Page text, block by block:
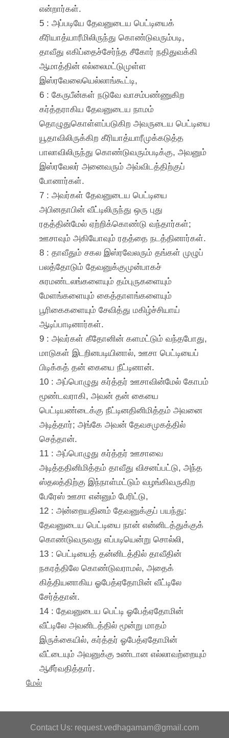
என்றார்கள்.
5 : அப்படியே தேவனுடைய பெட்டியைக்
கீரியாத்யாரீமிலிருந்து கொண்டுவரும்படி,
தாவீது எகிப்தைச்சேர்ந்த சீகோர் நதிதுவக்கி
ஆமாத்தின் எல்லைமட்டுமுள்ள
இஸ்ரவேலையெல்லாங்கூட்டி,
6 : கேருபீன்கள் நடுவே வாசம்பண்ணுகிற
கர்த்தராகிய தேவனுடைய நாமம்
தொழுதுகொள்ளப்படுகிற அவருடைய பெட்டியை
யூதாவிலிருக்கிற கீரியாத்யாரீமுக்கடுத்த
பாலாவிலிருந்து கொண்டுவரும்படிக்கு, அவனும்
இஸ்ரவேலர் அனைவரும் அவ்விடத்திற்குப்
போனார்கள்.
7 : அவர்கள் தேவனுடைய பெட்டியை
அபினதாபின் வீட்டிலிருந்து ஒரு புது
ரதத்தின்மேல் ஏற்றிக்கொண்டு வந்தார்கள்;
ஊசாவும் அகியோவும் ரதத்தை நடத்தினார்கள்.
8 : தாவீதும் சகல இஸ்ரவேலரும் தங்கள் முழுப்
பலத்தோடும் தேவனுக்குமுன்பாகச்
சுரமண்டலங்களையும் தம்புருகளையும்
மேளங்களையும் கைத்தாளங்களையும்
பூரிகைகளையும் சேவித்து மகிழ்ச்சியாய்
ஆடிப்பாடினார்கள்.
9 : அவர்கள் கீதோனின் களமட்டும் வந்தபோது,
மாடுகள் இடறினபடியினால், ஊசா பெட்டியைப்
பிடிக்கத் தன் கையை நீட்டினான்.
10 : அப்பொழுது கர்த்தர் ஊசாவின்மேல் கோபம்
மூண்டவராகி, அவன் தன் கையை
பெட்டியண்டைக்கு நீட்டினதினிமித்தம் அவனை
அடித்தார்; அங்கே அவன் தேவசமுகத்தில்
செத்தான்.
11 : அப்பொழுது கர்த்தர் ஊசாவை
அடித்ததினிமித்தம் தாவீது விசனப்பட்டு, அந்த
ஸ்தலத்திற்கு இந்நாள்மட்டும் வழங்கிவருகிற
பேரேஸ் ஊசா என்னும் பேரிட்டு,
12 : அன்றையதினம் தேவனுக்குப் பயந்து:
தேவனுடைய பெட்டியை நான் என்னிடத்துக்குக்
கொண்டுவருவது எப்படியென்று சொல்லி,
13 : பெட்டியைத் தன்னிடத்தில் தாவீதின்
நகரத்திலே கொண்டுவராமல், அதைக்
கித்தியனாகிய ஓபேத்ஏதோமின் வீட்டிலே
சேர்த்தான்.
14 : தேவனுடைய பெட்டி ஓபேத்ஏதோமின்
வீட்டிலே அவனிடத்தில் மூன்று மாதம்
இருக்கையில், கர்த்தர் ஓபேத்ஏதோமின்
வீட்டையும் அவனுக்கு உண்டான எல்லாவற்றையும்
ஆசீர்வதித்தார்.
மேல்
Contact Us: request.vedhagamam@gmail.com